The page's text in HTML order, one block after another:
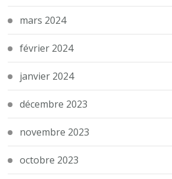
mars 2024
février 2024
janvier 2024
décembre 2023
novembre 2023
octobre 2023